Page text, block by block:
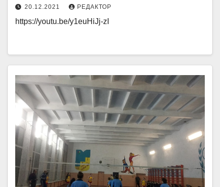
20.12.2021 РЕДАКТОР
https://youtu.be/y1euHiJj-zI